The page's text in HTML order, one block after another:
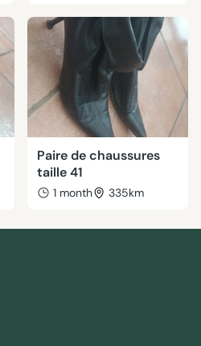
Paire de chaussures
taille 41
1 month 335km